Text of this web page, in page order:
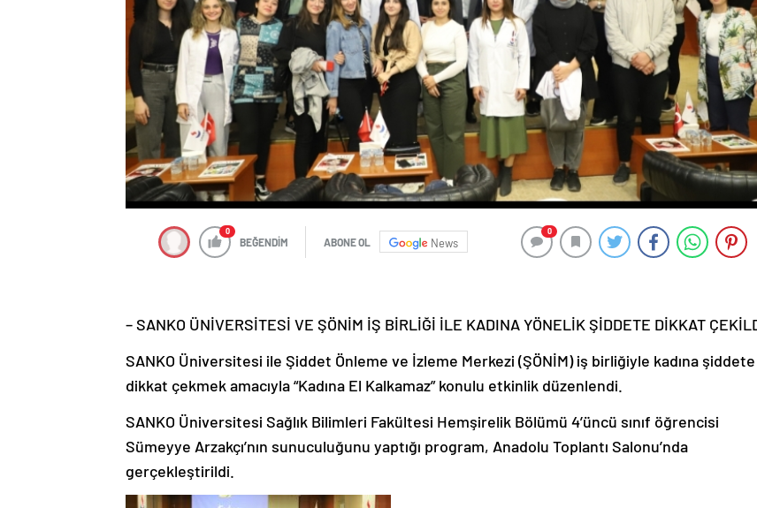
0
BEĞENDİM ABONE OL News
0
– SANKO ÜNİVERSİTESİ VE ŞÖNİM İŞ BİRLİĞİ İLE KADINA YÖNELİK ŞİDDETE DİKKAT
SANKO Üniversitesi ile Şiddet Önleme ve İzleme Merkezi (ŞÖNİM) iş birliğiyle kadına şiddete
dikkat çekmek amacıyla “Kadına El Kalkamaz” konulu etkinlik düzenlendi.
SANKO Üniversitesi Sağlık Bilimleri Fakültesi Hemşirelik Bölümü 4’üncü sınıf öğrencisi
Sümeyye Arzakçı’nın sunuculuğunu yaptığı program, Anadolu Toplantı Salonu’nda
gerçekleştirildi.